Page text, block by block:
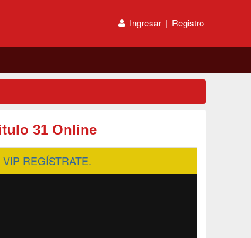
Ingresar | Registro
31 Online
REGÍSTRATE.